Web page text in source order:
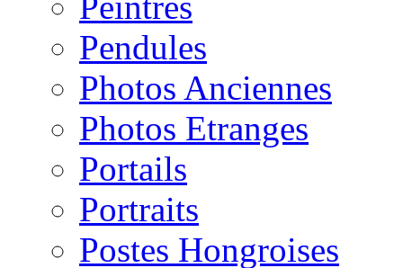
Pendules
Photos Anciennes
Photos Etranges
Portails
Portraits
Postes Hongroises